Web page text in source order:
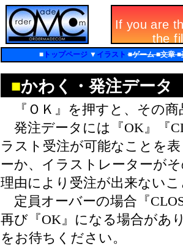
■トップページ▼ イラスト ■ゲーム ■文章
■かわく・発注データ
『ＯＫ』を押すと、その
発注データには『OK』『
ラスト受注が可能なことを
ーか、イラストレーターが
理由により受注が出来ない
定員オーバーの場合『
再び『OK』になる場合があ
をお待ちください。